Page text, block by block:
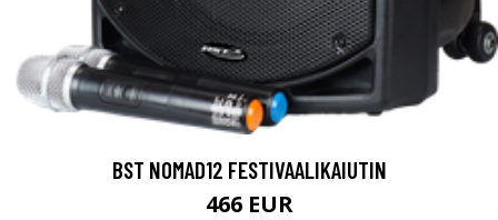
BST NOMAD12 FESTIVAALIKAIUTIN
466 EUR